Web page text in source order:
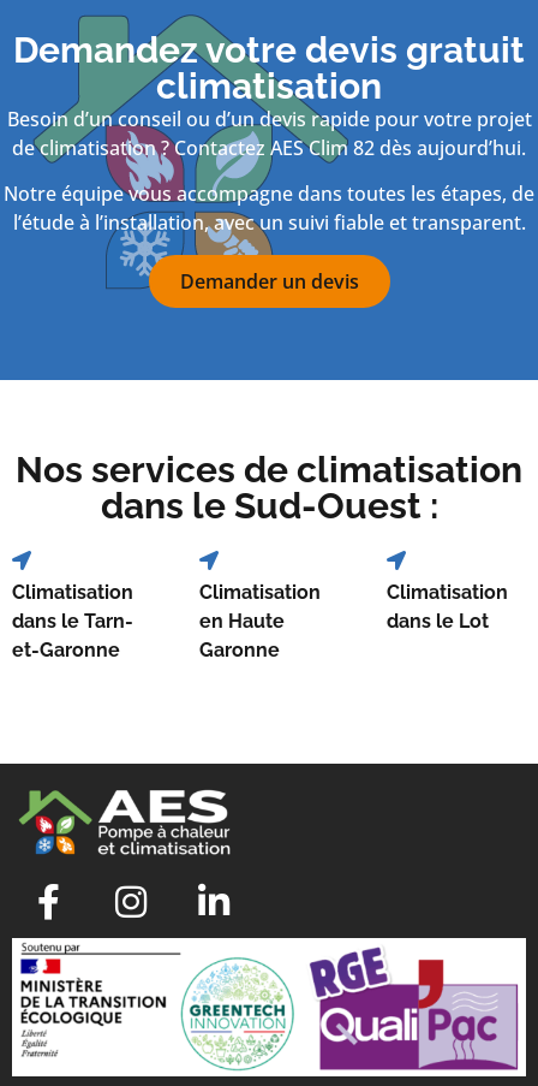
Demandez votre devis gratuit
climatisation
Besoin d’un conseil ou d’un devis rapide pour votre projet
de climatisation ? Contactez AES Clim 82 dès aujourd’hui.
Notre équipe vous accompagne dans toutes les étapes, de
l’étude à l’installation, avec un suivi fiable et transparent.
Demander un devis
Nos services de climatisation
dans le Sud-Ouest :
Climatisation
dans le Tarn-
et-Garonne
Climatisation
en Haute
Garonne
Climatisation
dans le Lot